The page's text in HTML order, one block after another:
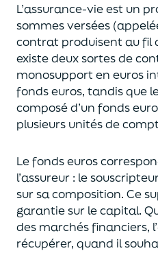
L’assurance-vie est un p
sommes versées
contrat produisent au fil
existe deux sortesde
monosupport en euros
fonds euros, tandis que
composé d’un fonds
plusieurs unités de
Le fonds euros
l’assureur : le
sur sa composition. Ce
garantie sur le capital.
des marchés financiers,
récupérer, quand il